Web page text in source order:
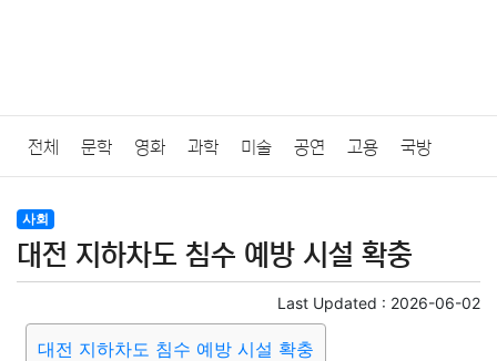
전체 문학 영화 과학 미술 공연 고용 국방
법률
질병 가요 방송 일상 주식 암호화폐 블록체인
결혼 육아 반려동물 패션 미용 증권
사회
대전 지하차도 침수 예방 시설 확충
Last Updated : 2026-06-02
대전 지하차도 침수 예방 시설 확충